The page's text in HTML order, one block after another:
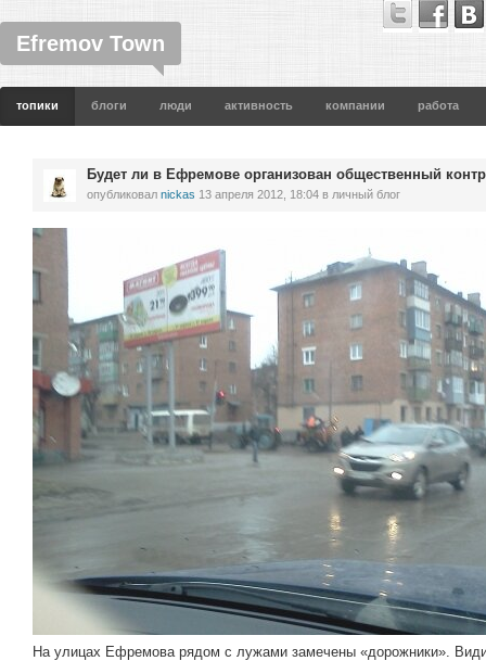
Efremov Town
топики блоги люди активность компании работа
Будет ли в Ефремове организован общественный
опубликовал nickas 13 апреля 2012, 18:04 в личный блог
На улицах Ефремова рядом с лужами замечены «дорожники».